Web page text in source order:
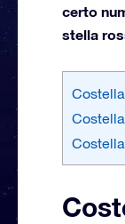
certo
stella